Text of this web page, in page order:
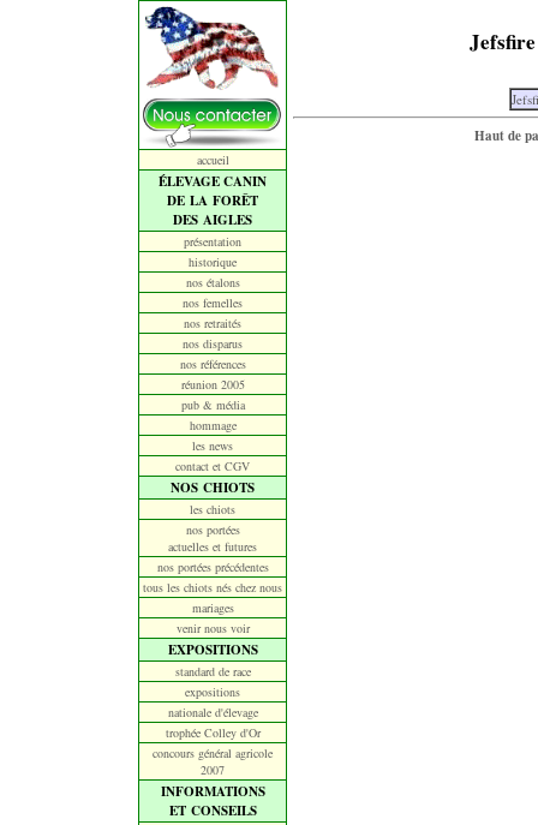
accueil
ÉLEVAGE CANIN
DE LA FORÊT
DES AIGLES
présentation
historique
nos étalons
nos femelles
nos retraités
nos disparus
nos références
réunion 2005
pub & média
hommage
les news
contact et CGV
NOS CHIOTS
les chiots
nos portées
actuelles et futures
nos portées précédentes
tous les chiots nés chez nous
mariages
venir nous voir
EXPOSITIONS
standard de race
expositions
nationale d'élevage
trophée Colley d'Or
concours général agricole
2007
INFORMATIONS
ET CONSEILS
Haut de